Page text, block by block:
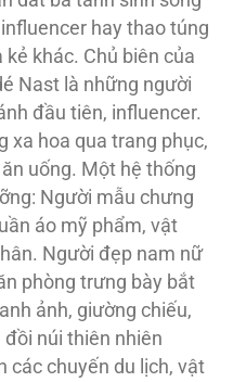
hay thao túng
khác. Chủ biên của
Nast là những người
đầu tiên, influencer.
xa hoa qua trang phục,
uống. Một hệ thống
Người mẫu chưng
áo mỹ phẩm, vật
Người đẹp nam nữ
phòng trưng bày bắt
ảnh, giường chiếu,
núi thiên nhiên
các chuyến du lịch, vật